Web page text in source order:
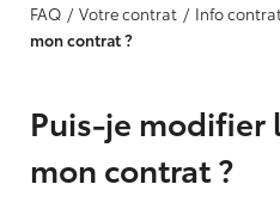
FAQ Votre contrat Info
mon contrat ?
Puis-je modifier
mon contrat ?